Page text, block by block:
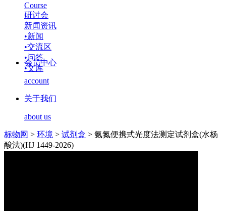
Course
研讨会
新闻资讯
•新闻
•交流区
•问答
•文库
会员中心
account
关于我们
about us
标物网 > 环境 > 试剂盒 > 氨氮便携式光度法测定试剂盒(水杨
酸法)(HJ 1449-2026)